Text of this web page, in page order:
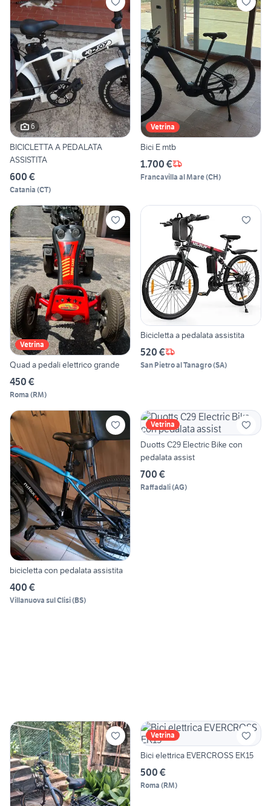
6
BICICLETTA A PEDALATA
ASSISTITA
600 €
Catania (CT)
Vetrina
Bici E mtb
1.700 €
Francavilla al Mare(CH)
Vetrina
Quad a pedali elettrico grande
450 €
Roma (RM)
Bicicletta a pedalata assistita
520 €
San Pietro al Tanagro(SA)
bicicletta con pedalata assistita
400 €
Villanuova sul Clisi(BS)
Vetrina
Duotts C29 Electric Bike con
pedalata assist
700 €
Raffadali(AG)
Vetrina
Bici elettrica EVERCROSS EK15
500 €
Roma (RM)